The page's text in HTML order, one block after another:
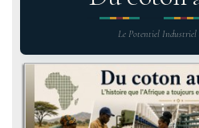
Le Potentiel Industriel